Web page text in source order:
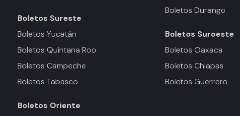
Boletos Sureste
Boletos Yucatán
Boletos Quintana Roo
Boletos Campeche
Boletos Tabasco
Boletos Oriente
Boletos Durango
Boletos Suroeste
Boletos Oaxaca
Boletos Chiapas
Boletos Guerrero